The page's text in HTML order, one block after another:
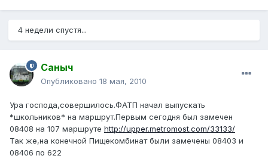
4 недели спустя...
Саныч
Опубликовано 18 мая, 2010
Ура господа,совершилось.ФАТП начал выпускать
*школьников* на маршрут.Первым сегодня был замечен
08408 на 107 маршруте http://upper.metromost.com/33133/
Так же,на конечной Пищекомбинат были замечены 08403 и
08406 по 622